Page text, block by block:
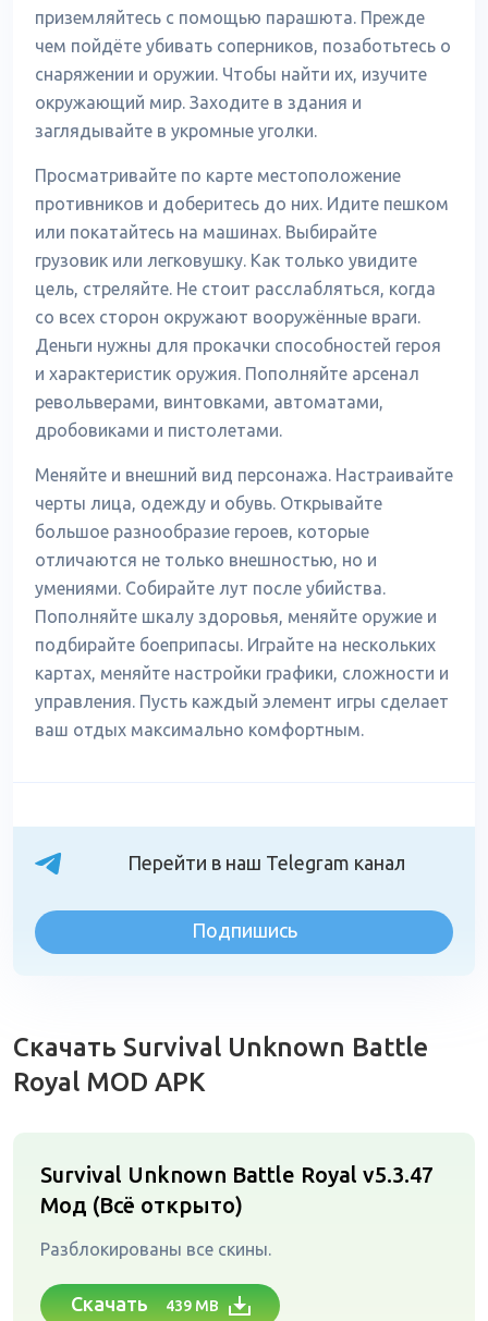
приземляйтесь с помощью парашюта. Прежде
чем пойдёте убивать соперников, позаботьтесь о
снаряжении и оружии. Чтобы найти их, изучите
окружающий мир. Заходите в здания и
заглядывайте в укромные уголки.
Просматривайте по карте местоположение
противников и доберитесь до них. Идите пешком
или покатайтесь на машинах. Выбирайте
грузовик или легковушку. Как только увидите
цель, стреляйте. Не стоит расслабляться, когда
со всех сторон окружают вооружённые враги.
Деньги нужны для прокачки способностей героя
и характеристик оружия. Пополняйте арсенал
револьверами, винтовками, автоматами,
дробовиками и пистолетами.
Меняйте и внешний вид персонажа. Настраивайте
черты лица, одежду и обувь. Открывайте
большое разнообразие героев, которые
отличаются не только внешностью, но и
умениями. Собирайте лут после убийства.
Пополняйте шкалу здоровья, меняйте оружие и
подбирайте боеприпасы. Играйте на нескольких
картах, меняйте настройки графики, сложности и
управления. Пусть каждый элемент игры сделает
ваш отдых максимально комфортным.
Перейти в наш Telegram канал
Подпишись
Скачать Survival Unknown Battle
Royal MOD APK
Survival Unknown Battle Royal v5.3.47
Мод (Всё открыто)
Разблокированы все скины.
Скачать 439 MB